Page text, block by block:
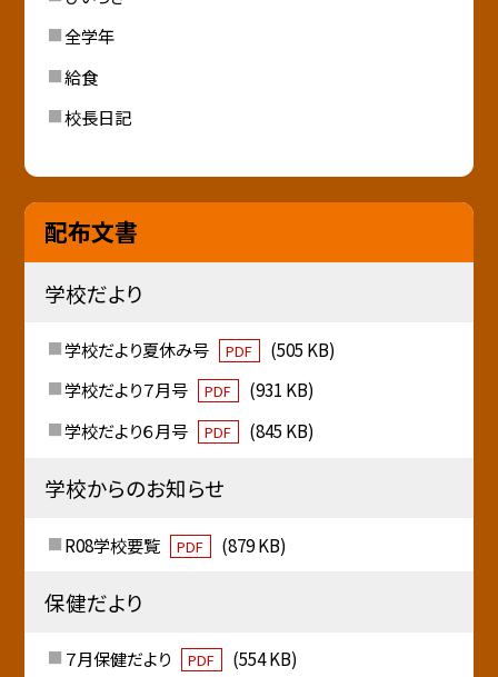
全学年
給食
校長日記
配布文書
学校だより
学校だより夏休み号 PDF
(505 KB)
学校だより７月号
PDF
(931 KB)
学校だより６月号
PDF (845 KB)
学校からのお知らせ
R08学校要覧 PDF (879 KB)
保健だより
７月保健だより PDF
(554 KB)